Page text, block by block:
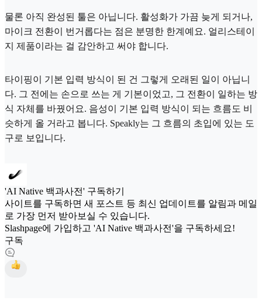
물론 아직 완성된 툴은 아닙니다. 활성화가 가끔 늦게 되거나,
마이크 전환이 번거롭다는 점은 분명한 한계예요. 얼리스테이
지 제품이라는 걸 감안하고 써야 합니다.
타이핑이 기본 입력 방식이 된 건 그렇게 오래된 일이 아닙니
다. 그 전에는 손으로 쓰는 게 기본이었고, 그 전환이 일하는 방
식 자체를 바꿨어요. 음성이 기본 입력 방식이 되는 흐름도 비
슷하게 올 거라고 봅니다. Speakly는 그 흐름의 초입에 있는 도
구로 보입니다.
'AI Native 백과사전' 구독하기
사이트를 구독하면 새 포스트 등 최신 업데이트를 알림과 메일
로 가장 먼저 받아보실 수 있습니다.
Slashpage에 가입하고 'AI Native 백과사전'을 구독하세요!
구독